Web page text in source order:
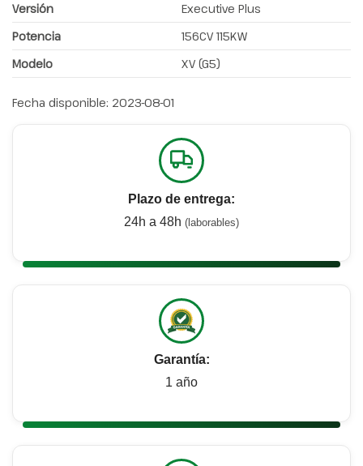
Versión
Executive Plus
Potencia
156CV 115KW
Modelo
XV (G5)
Fecha disponible: 2023-08-01
Plazo de entrega:
24h a 48h (laborables)
Garantía:
1 año